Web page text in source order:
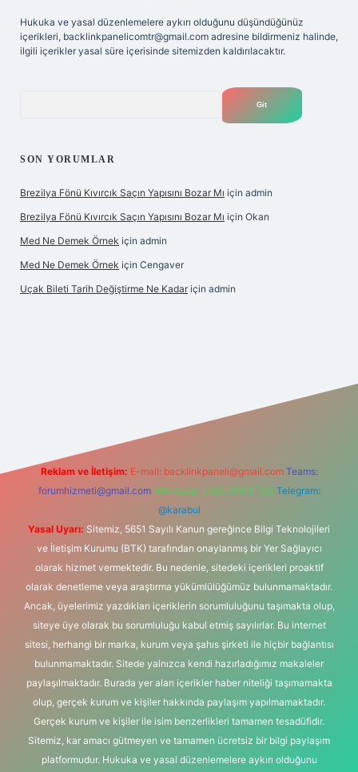
Hukuka ve yasal düzenlemelere aykırı olduğunu düşündüğünüz
içerikleri, backlinkpanelicomtr@gmail.com adresine bildirmeniz halinde,
ilgili içerikler yasal süre içerisinde sitemizden kaldırılacaktır.
SON YORUMLAR
Brezilya Fönü Kıvırcık Saçın Yapısını Bozar Mı için admin
Brezilya Fönü Kıvırcık Saçın Yapısını Bozar Mı için Okan
Med Ne Demek Örnek için admin
Med Ne Demek Örnek için Cengaver
Uçak Bileti Tarih Değiştirme Ne Kadar için admin
Reklam ve İletişim: E-mail: backlinkpaneli@gmail.com Teams:
forumhizmeti@gmail.com Whatsapp: 0262 606 0 726 Telegram:
@karabul
Yasal Uyarı: Sitemiz, 5651 Sayılı Kanun gereğince Bilgi Teknolojileri
ve İletişim Kurumu (BTK) tarafından onaylanmış bir Yer Sağlayıcı
olarak hizmet vermektedir. Bu nedenle, sitedeki içerikleri proaktif
olarak denetleme veya araştırma yükümlülüğümüz bulunmamaktadır.
Ancak, üyelerimiz yazdıkları içeriklerin sorumluluğunu taşımakta olup,
siteye üye olarak bu sorumluluğu kabul etmiş sayılırlar. Bu internet
sitesi, herhangi bir marka, kurum veya şahıs şirketi ile hiçbir bağlantısı
bulunmamaktadır. Sitede yalnızca kendi hazırladığımız makaleler
paylaşılmaktadır. Burada yer alan içerikler haber niteliği taşımamakta
olup, gerçek kurum ve kişiler hakkında paylaşım yapılmamaktadır.
Gerçek kurum ve kişiler ile isim benzerlikleri tamamen tesadüfidir.
Sitemiz, kar amacı gütmeyen ve tamamen ücretsiz bir bilgi paylaşım
platformudur. Hukuka ve yasal düzenlemelere aykırı olduğunu